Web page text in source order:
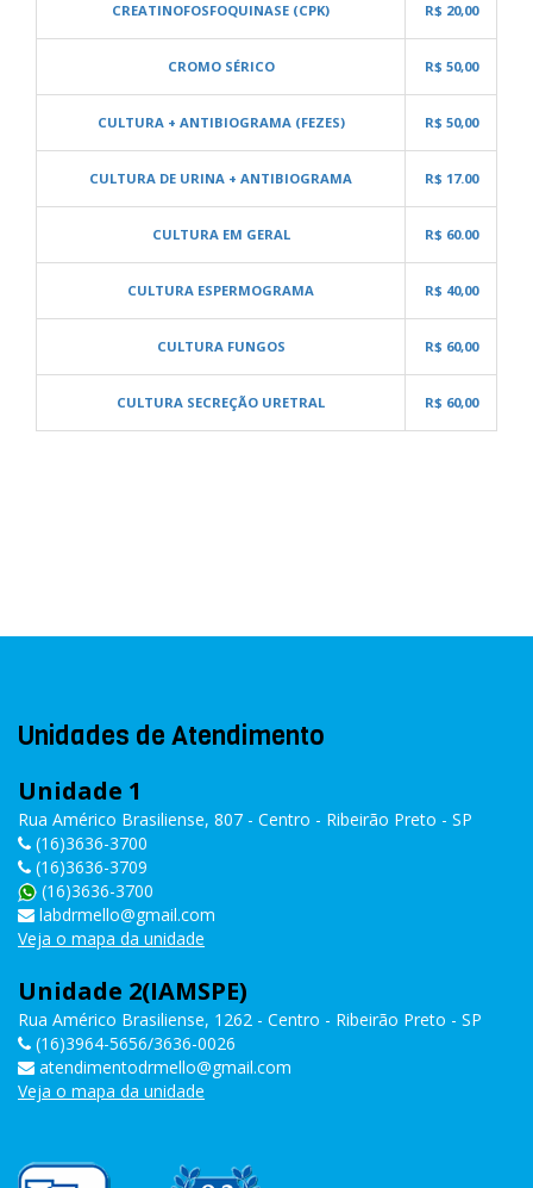
CREATINOFOSFOQUINASE (CPK) R$ 20,00
CROMO SÉRICO R$ 50,00
CULTURA + ANTIBIOGRAMA (FEZES) R$ 50,00
CULTURA DE URINA + ANTIBIOGRAMA R$ 17.00
CULTURA EM GERAL R$ 60.00
CULTURA ESPERMOGRAMA R$ 40,00
CULTURA FUNGOS R$ 60,00
CULTURA SECREÇÃO URETRAL R$ 60,00
Unidades de Atendimento
Unidade 1
Rua Américo Brasiliense, 807 - Centro - Ribeirão Preto - SP
(16)3636-3700
(16)3636-3709
(16)3636-3700
labdrmello@gmail.com
Veja o mapa da unidade
Unidade 2(IAMSPE)
Rua Américo Brasiliense, 1262 - Centro - Ribeirão Preto - SP
(16)3964-5656/3636-0026
atendimentodrmello@gmail.com
Veja o mapa da unidade